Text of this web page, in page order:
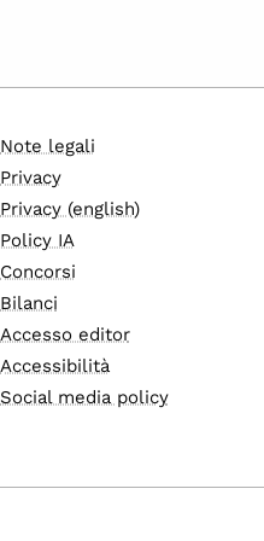
Note legali
Privacy
Privacy (english)
Policy IA
Concorsi
Bilanci
Accesso editor
Accessibilità
Social media policy